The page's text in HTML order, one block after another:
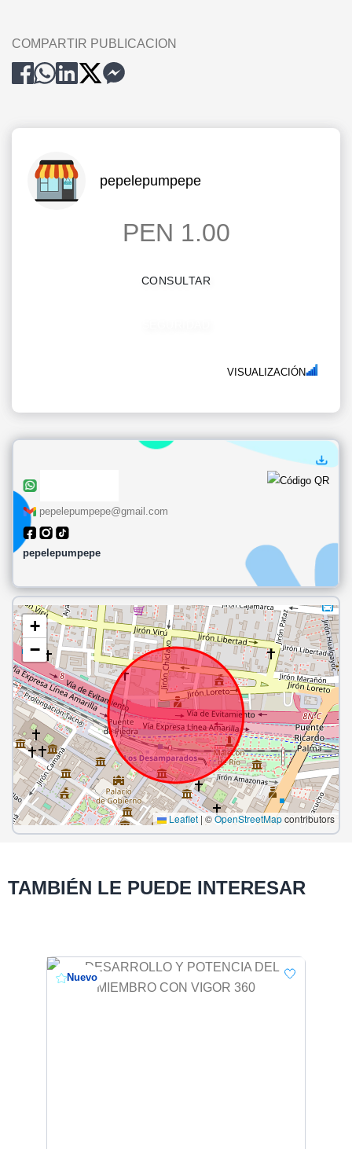
COMPARTIR PUBLICACION
pepelepumpepe
PEN 1.00
CONSULTAR
VISUALIZACIÓN
pepelepumpepe@gmail.com
pepelepumpepe
+
−
Leaflet | ©OpenStreetMapcontributors
TAMBIÉN LE PUEDE INTERESAR
Nuevo